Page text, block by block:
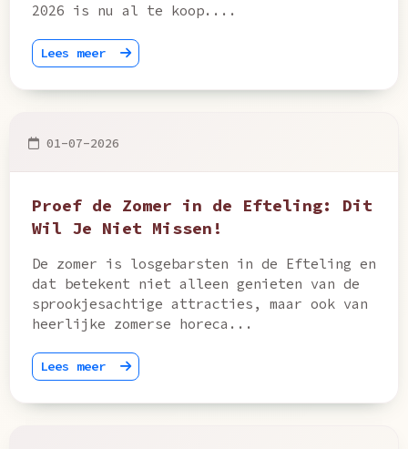
2026 is nu al te koop....
Lees meer
01-07-2026
Proef de Zomer in de Efteling: Dit
Wil Je Niet Missen!
De zomer is losgebarsten in de Efteling en
dat betekent niet alleen genieten van de
sprookjesachtige attracties, maar ook van
heerlijke zomerse horeca...
Lees meer